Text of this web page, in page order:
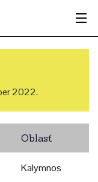
2022.
Oblasť
Kalymnos